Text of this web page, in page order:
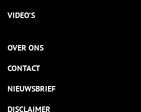
VIDEO’S
OVER ONS
CONTACT
NIEUWSBRIEF
DISCLAIMER